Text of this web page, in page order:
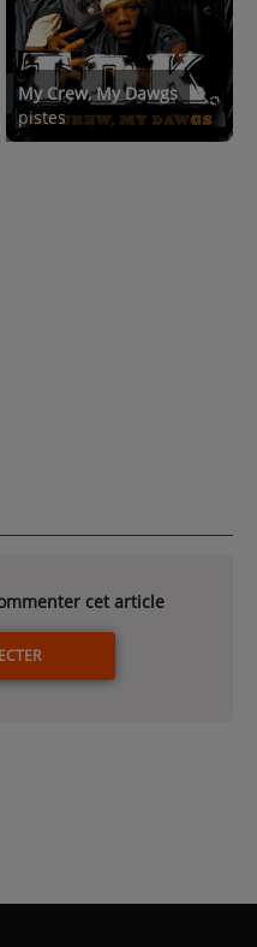
My Crew, My Dawgs
pistes
cet article